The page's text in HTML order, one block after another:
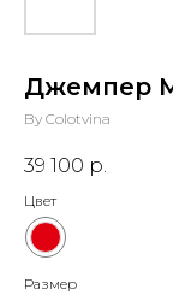
Джемпер
By Colotvina
39 100 р.
Цвет
Размер